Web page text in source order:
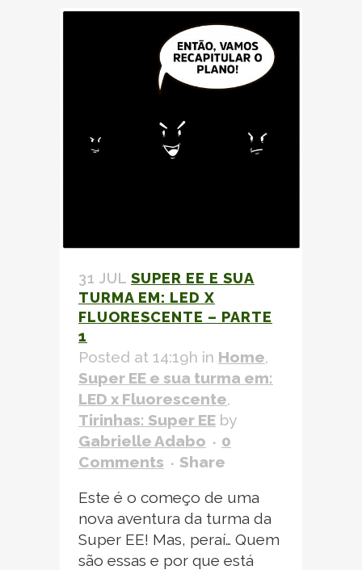
31 JUL SUPER EE E SUA
TURMA EM: LED X
FLUORESCENTE – PARTE
1
Posted at 14:19h in Home,
Super EE e sua turma em:
LED x Fluorescente,
Tirinhas: Super EE by
Gabrielle Adabo
0
Comments
Share
Este é o começo de uma
nova aventura da turma da
Super EE! Mas, peraí… Quem
são essas e por que está